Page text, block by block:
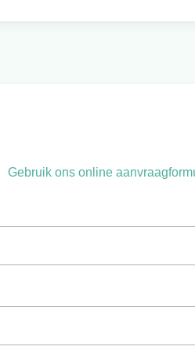
Gebruik ons online